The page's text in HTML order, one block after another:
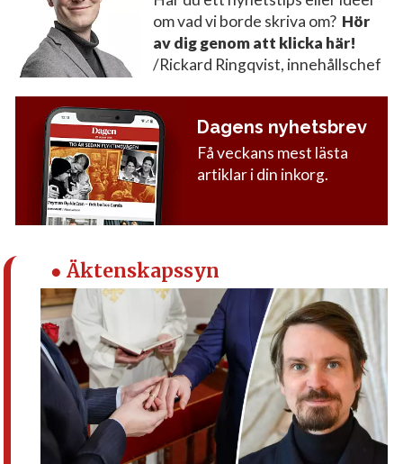
om vad vi borde skriva om? Hör
av dig genom att klicka här!
/Rickard Ringqvist, innehållschef
Dagens nyhetsbrev
Få veckans mest lästa
artiklar i din inkorg.
● Äktenskapssyn